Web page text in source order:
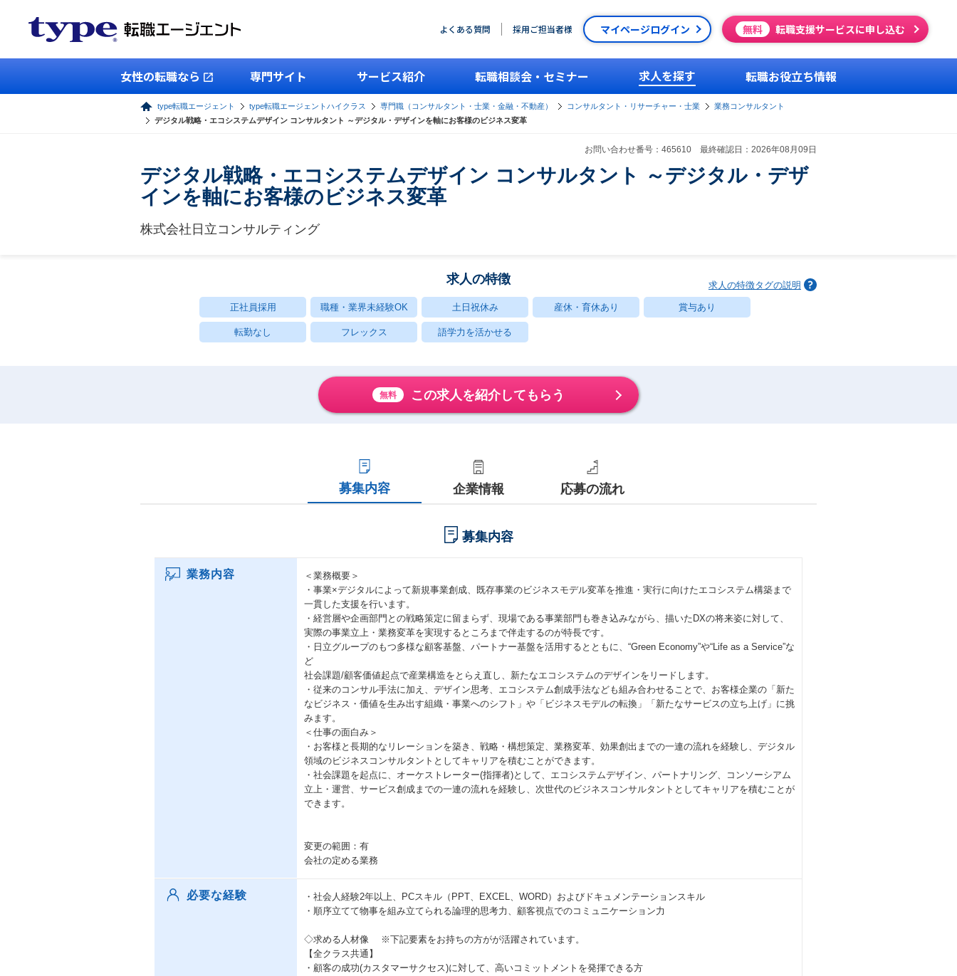
よくある質問 採用ご担当者様 マイページログイン 無料 転職支援サービスに申し込む
女性の転職なら 専門サイト サービス紹介 転職相談会・セミナー 求人を探す 転職お役立ち情報
type転職エージェント type転職エージェントハイクラス 専門職（コンサルタント・士業・金融・不動産） コンサルタント・リサーチャー・士業
業務コンサルタント
デジタル戦略・エコシステムデザイン コンサルタント ～デジタル・デザインを軸にお客様のビジネス変革
お問い合わせ番号：465610 最終確認日：2026年08月09日
デジタル戦略・エコシステムデザイン コンサルタント ～デジタル・デザ
インを軸にお客様のビジネス変革
株式会社日立コンサルティング
求人の特徴 求人の特徴タグの説明
正社員採用 職種・業界未経験OK 土日祝休み 産休・育休あり 賞与あり
転勤なし フレックス 語学力を活かせる
無料 この求人を紹介してもらう
募集内容 企業情報 応募の流れ
募集内容
業務内容
＜業務概要＞
・事業×デジタルによって新規事業創成、既存事業のビジネスモデル変革を推進・実行に向けたエコシステム構築まで
一貫した支援を行います。
・経営層や企画部門との戦略策定に留まらず、現場である事業部門も巻き込みながら、描いたDXの将来姿に対して、
実際の事業立上・業務変革を実現するところまで伴走するのが特長です。
・日立グループのもつ多様な顧客基盤、パートナー基盤を活用するとともに、“Green Economy”や“Life as a Service”な
ど
社会課題/顧客価値起点で産業構造をとらえ直し、新たなエコシステムのデザインをリードします。
・従来のコンサル手法に加え、デザイン思考、エコシステム創成手法なども組み合わせることで、お客様企業の「新た
なビジネス・価値を生み出す組織・事業へのシフト」や「ビジネスモデルの転換」「新たなサービスの立ち上げ」に挑
みます。
＜仕事の面白み＞
・お客様と長期的なリレーションを築き、戦略・構想策定、業務変革、効果創出までの一連の流れを経験し、デジタル
領域のビジネスコンサルタントとしてキャリアを積むことができます。
・社会課題を起点に、オーケストレーター(指揮者)として、エコシステムデザイン、パートナリング、コンソーシアム
立上・運営、サービス創成までの一連の流れを経験し、次世代のビジネスコンサルタントとしてキャリアを積むことが
できます。
変更の範囲：有
会社の定める業務
必要な経験
・社会人経験2年以上、PCスキル（PPT、EXCEL、WORD）およびドキュメンテーションスキル
・順序立てて物事を組み立てられる論理的思考力、顧客視点でのコミュニケーション力
◇求める人材像 ※下記要素をお持ちの方がが活躍されています。
【全クラス共通】
・顧客の成功(カスタマーサクセス)に対して、高いコミットメントを発揮できる方